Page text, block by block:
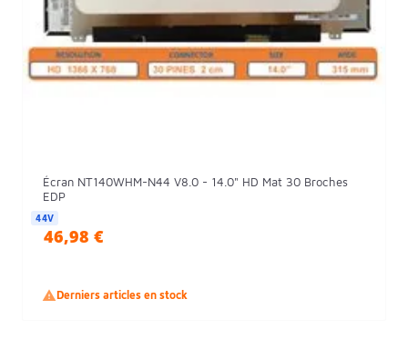
Écran NT140WHM-N44 V8.0 - 14.0" HD Mat 30 Broches
EDP
44V
46,98 €
Derniers articles en stock